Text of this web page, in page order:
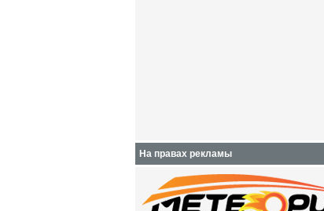
На правах рекламы